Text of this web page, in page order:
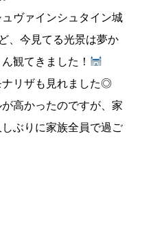
ヴァインシュタイン城
、今見てる光景は夢か
観てきました！
ナリザも見れました◎
高かったのですが、家
ぶりに家族全員で過ご